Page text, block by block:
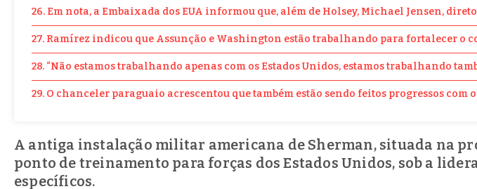
26. Em nota, a Embaixada dos EUA informou que, além de Holsey, Michael Jensen,
27. Ramírez indicou que Assunção e Washington estão trabalhando para fortalecer o
28. “Não estamos trabalhando apenas com os Estados Unidos, estamos trabalhando
29. O chanceler paraguaio acrescentou que também estão sendo feitos progressos
A antiga instalação militar americana de Sherman, situada na
ponto de treinamento para forças dos Estados Unidos, sob a
específicos.